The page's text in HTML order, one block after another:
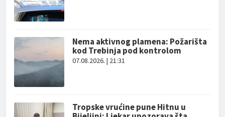
Nema aktivnog plamena: Požarišta
kod Trebinja pod kontrolom
07.08.2026. | 21:31
Tropske vrućine pune Hitnu u